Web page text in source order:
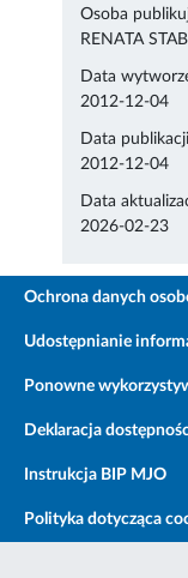
Osoba
RENATA
Data
2012-12-04
Data
2012-12-04
Data
2026-02-23
Ochrona danych
Udostępnianie
Ponowne
Deklaracja
Instrukcja BIP MJO
Polityka dotycząca